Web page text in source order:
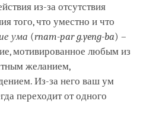
из-за отсутствия
того, что уместно и что
ума (rnam-par g.yeng-ba) –
мотивированное любым из
желанием,
Из-за него ваш ум
переходит от одного